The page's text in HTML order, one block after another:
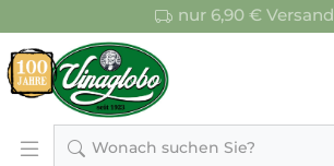
nur 6,90 € Versand
Wonach suchen Sie?